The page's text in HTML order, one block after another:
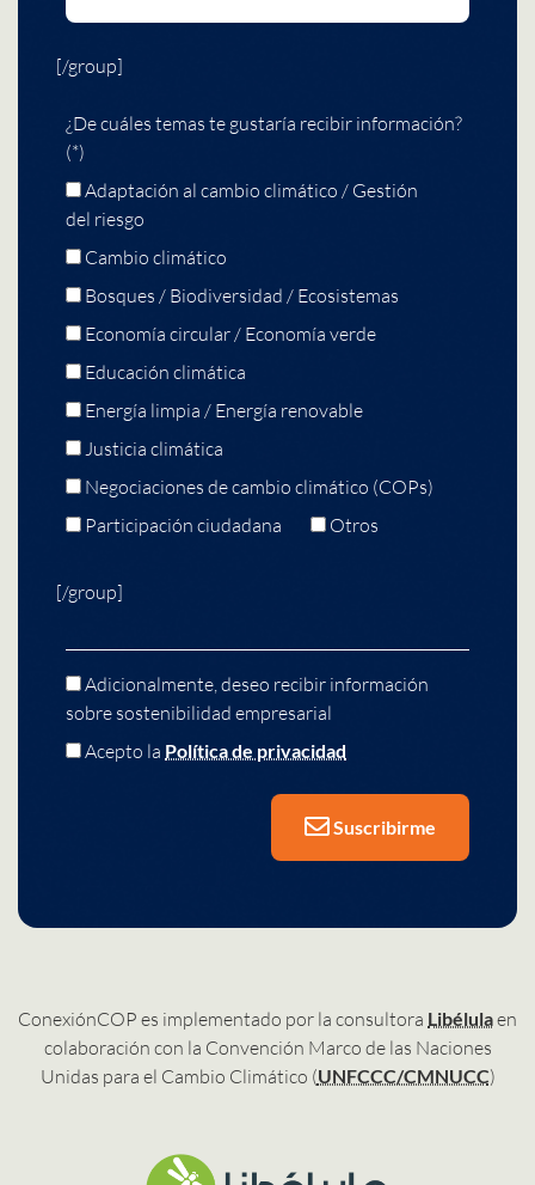
[/group]
¿De cuáles temas te gustaría recibir información?
(*)
Adaptación al cambio climático / Gestión
del riesgo
Cambio climático
Bosques / Biodiversidad / Ecosistemas
Economía circular / Economía verde
Educación climática
Energía limpia / Energía renovable
Justicia climática
Negociaciones de cambio climático (COPs)
Participación ciudadana
Otros
[/group]
Adicionalmente, deseo recibir información
sobre sostenibilidad empresarial
Acepto la Política de privacidad
Suscribirme
ConexiónCOP es implementado por la consultora Libélulaen
colaboración con la Convención Marco de las Naciones
Unidas para el Cambio Climático (UNFCCC/CMNUCC)